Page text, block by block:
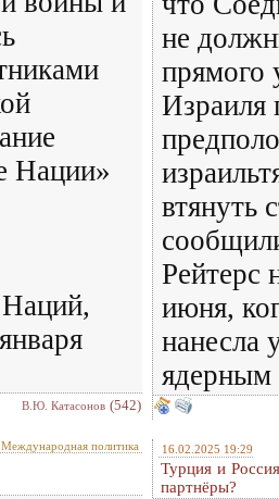
Нации»
В.Ю. Катасонов (542)
не
прямого
Израиля
втянуть
Рейтерс
июня,
нанесла
ядерным
Международная политика 16.02.2025 19:29
Турция и
партнёры?